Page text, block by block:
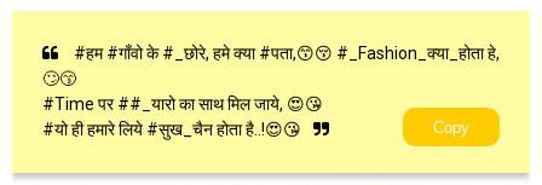
#हम‌ #गाँवो‌ के #_छोरे, हमे क्या #पता,😙😚 #_Fashion_क्या_होता हे,
🙄😙
#Time पर ##_यारो का‌ साथ मिल‌ जाये, 😍😘
#यो ही हमारे लिये #सुख_चैन होता है..!😍😘
Copy